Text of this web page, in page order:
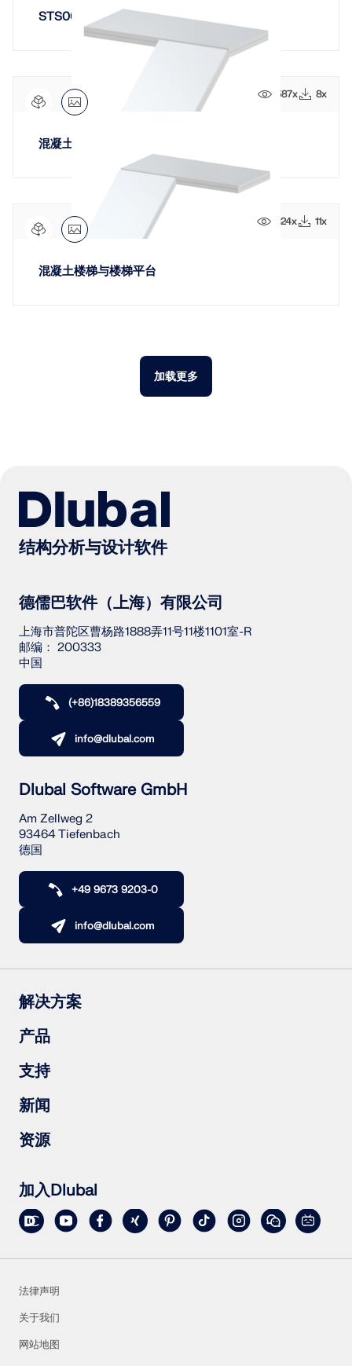
STS001-f | 右侧平台单跑楼梯
587x 8x
混凝土单跑楼梯带楼梯平台
624x 11x
混凝土楼梯与楼梯平台
加载更多
结构分析与设计软件
德儒巴软件（上海）有限公司
上海市普陀区曹杨路1888弄11号11楼1101室-R
邮编： 200333
中国
(+86)18389356559
info@dlubal.com
Dlubal Software GmbH
Am Zellweg 2
93464 Tiefenbach
德国
+49 9673 9203-0
info@dlubal.com
解决方案
钢筋混凝土结构
钢结构
木结构
钢结构节点
产品
RFEM 6
RSTAB 9
RSECTION 1
RWIND 3
支持
常见问题（FAQs）
提出具体问题
雪荷载、风速和地震荷载图
联系销售团队
新闻
订阅新闻简报
最新资讯
在线培训
资源
上传客户项目
客户项目
在线手册
加入Dlubal
法律声明
关于我们
网站地图